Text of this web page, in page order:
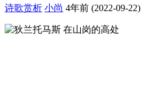
诗歌赏析 小尚 4年前 (2022-09-22)